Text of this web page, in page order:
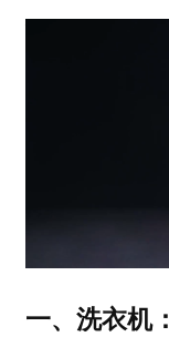
一、洗衣机